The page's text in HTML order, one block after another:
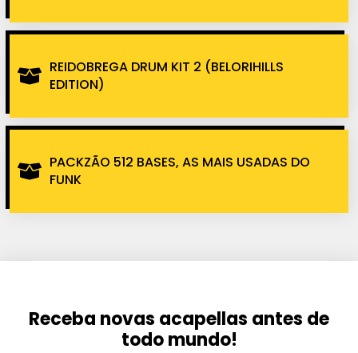
REIDOBREGA DRUM KIT 2 (BELORIHILLS
EDITION)
PACKZÃO 512 BASES, AS MAIS USADAS DO
FUNK
Receba novas acapellas antes de
todo mundo!